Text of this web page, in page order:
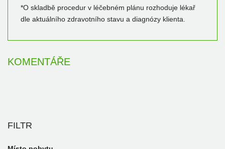
*O skladbě procedur v léčebném plánu rozhoduje lékař
dle aktuálního zdravotního stavu a diagnózy klienta.
KOMENTÁŘE
FILTR